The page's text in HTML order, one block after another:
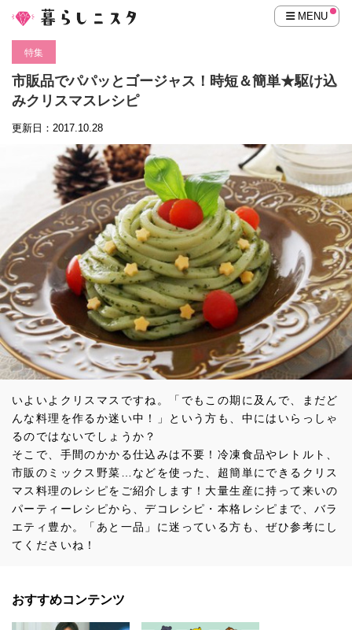
MENU
特集
市販品でパパッとゴージャス！時短＆簡単★駆け込
みクリスマスレシピ
更新日：2017.10.28
いよいよクリスマスですね。「でもこの期に及んで、まだど
んな料理を作るか迷い中！」という方も、中にはいらっしゃ
るのではないでしょうか？
そこで、手間のかかる仕込みは不要！冷凍食品やレトルト、
市販のミックス野菜…などを使った、超簡単にできるクリス
マス料理のレシピをご紹介します！大量生産に持って来いの
パーティーレシピから、デコレシピ・本格レシピまで、バラ
エティ豊か。「あと一品」に迷っている方も、ぜひ参考にし
てくださいね！
おすすめコンテンツ